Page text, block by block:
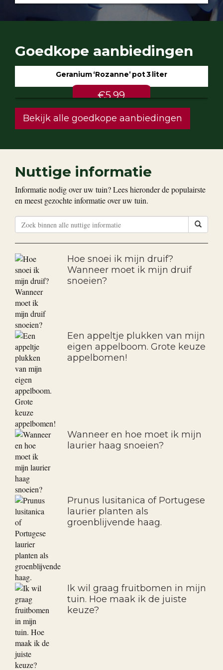
Goedkope aanbiedingen
Geranium ‘Rozanne’ pot 3 liter
€5.99
Bekijk alle goedkope aanbiedingen
Nuttige informatie
Informatie nodig over uw tuin? Lees hieronder de populairste
en meest gezochte informatie over uw tuin.
Hoe snoei ik mijn druif?
Wanneer moet ik mijn druif
snoeien?
Een appeltje plukken van mijn
eigen appelboom. Grote keuze
appelbomen!
Wanneer en hoe moet ik mijn
laurier haag snoeien?
Prunus lusitanica of Portugese
laurier planten als
groenblijvende haag.
Ik wil graag fruitbomen in mijn
tuin. Hoe maak ik de juiste
keuze?